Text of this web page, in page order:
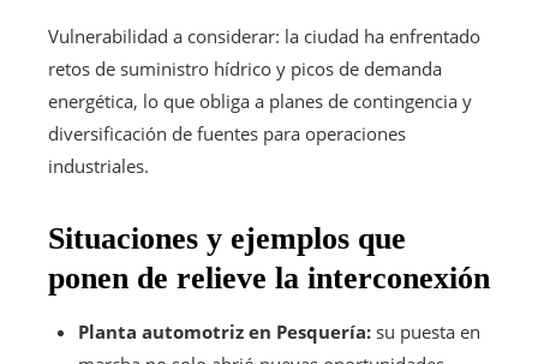
Vulnerabilidad a considerar: la ciudad ha enfrentado
retos de suministro hídrico y picos de demanda
energética, lo que obliga a planes de contingencia y
diversificación de fuentes para operaciones
industriales.
Situaciones y ejemplos que
ponen de relieve la interconexión
Planta automotriz en Pesquería: su puesta en